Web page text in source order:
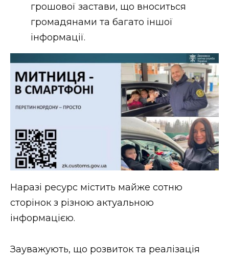
грошової застави, що вноситься
громадянами та багато іншої
інформації.
Наразі ресурс містить майже сотню
сторінок з різною актуальною
інформацією.
Зауважують, що розвиток та реалізація